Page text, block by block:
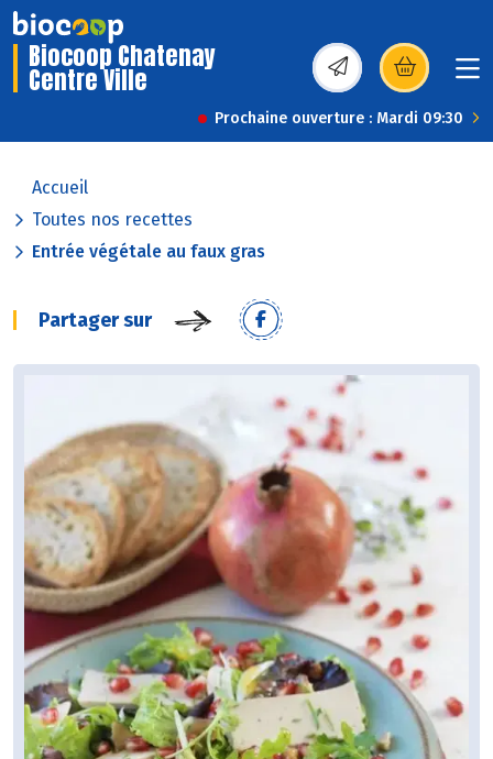
Biocoop Chatenay
Centre Ville (s’ouvre dans une
Prochaine ouverture : Mardi 09:30
Accueil
Toutes nos recettes
Entrée végétale au faux gras
Partager sur